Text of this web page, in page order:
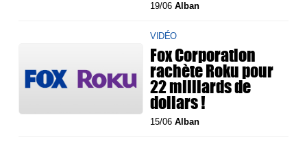
19/06Alban
VIDÉO
Fox Corporation
rachète Roku pour
22 milliards de
dollars !
15/06Alban